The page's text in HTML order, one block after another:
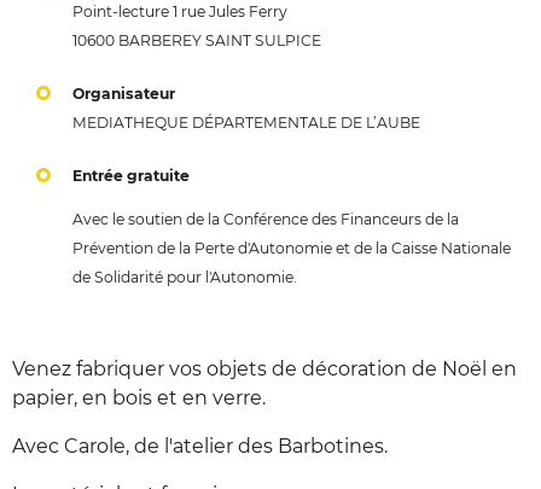
Point-lecture 1 rue Jules Ferry
10600 BARBEREY SAINT SULPICE
Organisateur
MEDIATHEQUE DÉPARTEMENTALE DE L’AUBE
Entrée gratuite
Avec le soutien de la Conférence des Financeurs de la
Prévention de la Perte d'Autonomie et de la Caisse Nationale
de Solidarité pour l'Autonomie.
Venez fabriquer vos objets de décoration de Noël en
papier, en bois et en verre.
Avec Carole, de l'atelier des Barbotines.